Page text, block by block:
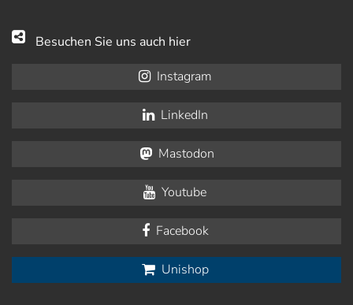
Besuchen Sie uns auch hier
Instagram
LinkedIn
Mastodon
Youtube
Facebook
Unishop